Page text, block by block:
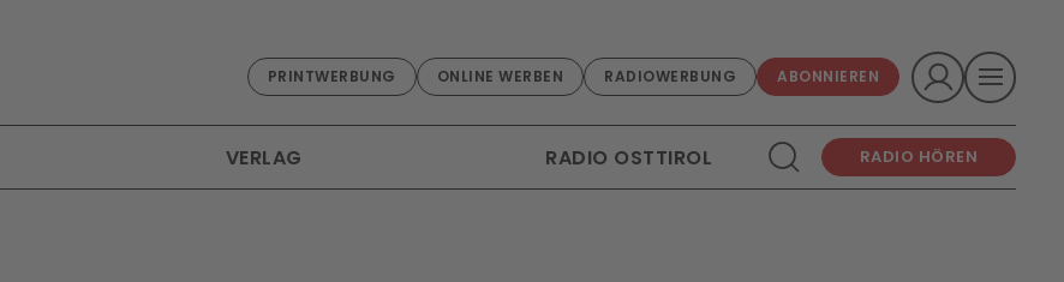
PRINTWERBUNG ONLINE WERBEN RADIOWERBUNG ABONNIEREN
VERLAG RADIO OSTTIROL RADIO HÖREN